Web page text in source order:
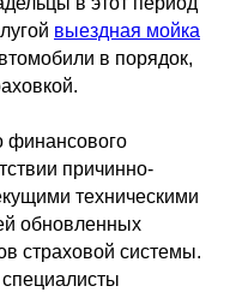
выездная мойка
в порядок,
финансового
причинно-
техническими
обновленных
страховой системы.